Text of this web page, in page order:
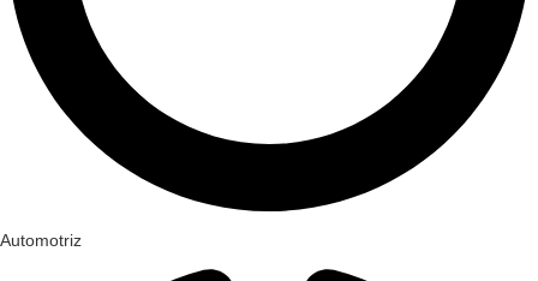
Automotriz